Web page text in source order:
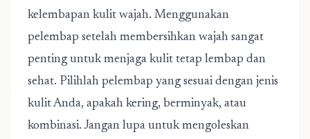
kelembapan kulit wajah. Menggunakan
pelembap setelah membersihkan wajah sangat
penting untuk menjaga kulit tetap lembap dan
sehat. Pilihlah pelembap yang sesuai dengan jenis
kulit Anda, apakah kering, berminyak, atau
kombinasi. Jangan lupa untuk mengoleskan